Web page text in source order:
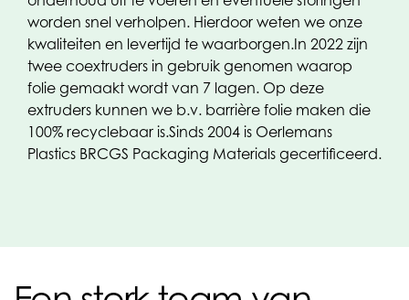
worden snel verholpen. Hierdoor weten we onze
kwaliteiten en levertijd te waarborgen.In 2022 zijn
twee coextruders in gebruik genomen waarop
folie gemaakt wordt van 7 lagen. Op deze
extruders kunnen we b.v. barrière folie maken die
100% recyclebaar is.Sinds 2004 is Oerlemans
Plastics BRCGS Packaging Materials gecertificeerd.